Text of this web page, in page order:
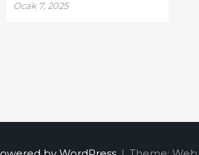
Ocak 7, 2025